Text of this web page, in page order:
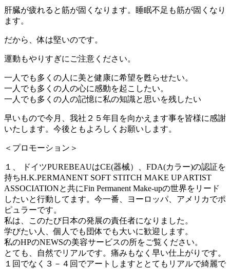
肝臓が疲れると筋が固くなります。睡眠不足も筋が固くなり
ます。
だから、体は堅いのです。
運動もやりすぎにご注意ください。
一人でも多くの人に美と健康に希望を甦らせたい。
一人でも多くの人の心に感動を起こしたい。
一人でも多くの人の記憶に私の知識と思いを残したい
早いもので今月、我社２５年目を向かえます事を皆様に感謝
いたします。今後ともよろしくお願いします。
＜プロモーション＞
１、 ドイツPUREBEAUはCE(器械）、FDA(カラー)の認証を
持ちH.K.PERMANENT SOFT STITCH MAKE UP ARTIST
ASSOCIATIONと共にFin Permanent Make-upの世界をリード
したいと行動してます。今一番、ヨーロッパ、アメリカでポ
ピュラーです。
私は、このたび日本の発展の責任者になりました。
学びたい人、個人でも団体でも大いに歓迎します。
私のHPのNEWSの美容サービスの所をご覧ください。
とても、自然でリアルです。痛みもなく早い仕上がりです。
１回でなく３－４回でアートしますととてもリアルで綺麗で